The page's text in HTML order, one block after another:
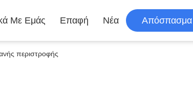
Με Εμάς Επαφή Νέα Απόσπασμα
περιστροφής